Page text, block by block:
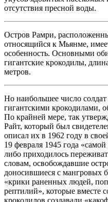
отсутствия пресной воды.
Остров Рамри,
относящийся к Мьянме,
особенность. Основными
гигантские крокодилы,
метров.
Но наибольшее число солдат
гигантскими крокодилами,
По крайней мере, так
Райт, который был
описал их в 1962 году в
19 февраля 1945 года
либо приходилось
словам, освобождавшие
доносившиеся с мангровых
«крики раненных людей,
рептилий», которые вместе
крокодилов создавали